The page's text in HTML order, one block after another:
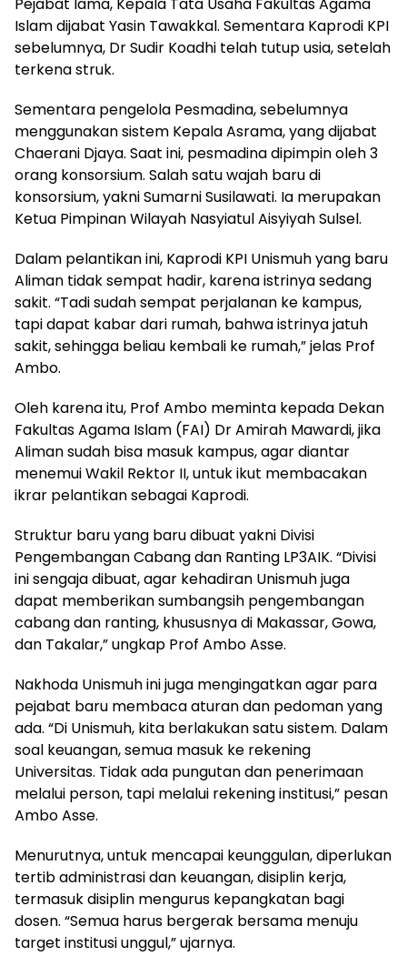
Islam dijabat Yasin Tawakkal. Sementara Kaprodi KPI
sebelumnya, Dr Sudir Koadhi telah tutup usia, setelah
terkena struk.
Sementara pengelola Pesmadina, sebelumnya
menggunakan sistem Kepala Asrama, yang dijabat
Chaerani Djaya. Saat ini, pesmadina dipimpin oleh 3
orang konsorsium. Salah satu wajah baru di
konsorsium, yakni Sumarni Susilawati. Ia merupakan
Ketua Pimpinan Wilayah Nasyiatul Aisyiyah Sulsel.
Dalam pelantikan ini, Kaprodi KPI Unismuh yang baru
Aliman tidak sempat hadir, karena istrinya sedang
sakit. “Tadi sudah sempat perjalanan ke kampus,
tapi dapat kabar dari rumah, bahwa istrinya jatuh
sakit, sehingga beliau kembali ke rumah,” jelas Prof
Ambo.
Oleh karena itu, Prof Ambo meminta kepada Dekan
Fakultas Agama Islam (FAI) Dr Amirah Mawardi, jika
Aliman sudah bisa masuk kampus, agar diantar
menemui Wakil Rektor II, untuk ikut membacakan
ikrar pelantikan sebagai Kaprodi.
Struktur baru yang baru dibuat yakni Divisi
Pengembangan Cabang dan Ranting LP3AIK. “Divisi
ini sengaja dibuat, agar kehadiran Unismuh juga
dapat memberikan sumbangsih pengembangan
cabang dan ranting, khususnya di Makassar, Gowa,
dan Takalar,” ungkap Prof Ambo Asse.
Nakhoda Unismuh ini juga mengingatkan agar para
pejabat baru membaca aturan dan pedoman yang
ada. “Di Unismuh, kita berlakukan satu sistem. Dalam
soal keuangan, semua masuk ke rekening
Universitas. Tidak ada pungutan dan penerimaan
melalui person, tapi melalui rekening institusi,” pesan
Ambo Asse.
Menurutnya, untuk mencapai keunggulan, diperlukan
tertib administrasi dan keuangan, disiplin kerja,
termasuk disiplin mengurus kepangkatan bagi
dosen. “Semua harus bergerak bersama menuju
target institusi unggul,” ujarnya.